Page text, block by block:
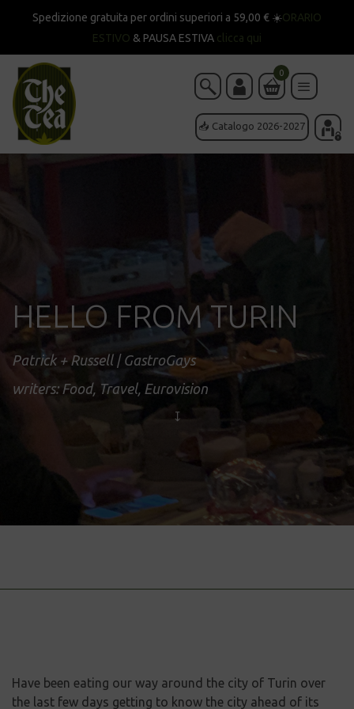
Spedizione gratuita per ordini superiori a 59,00 € ☀️ORARIO
ESTIVO & PAUSA ESTIVA clicca qui
📥 Catalogo 2026-2027
0
HELLO FROM TURIN
Patrick + Russell | GastroGays
writers: Food, Travel, Eurovision
Have been eating our way around the city of Turin over
the last few days getting to know the city ahead of its